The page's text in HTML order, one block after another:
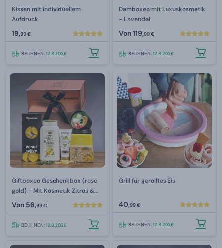
Kissen mit individuellem
Aufdruck
19,99 €
BEI IHNEN:12.8.2026
Damboxeo mit Luxuskosmetik
- Lavendel
Von119,99 €
BEI IHNEN:12.8.2026
Giftboxeo Geschenkbox (rose
gold) - Mit Kosmetik Zitrus &
Verbena
Von 56,99 €
BEI IHNEN:12.8.2026
Grill für gerolltes Eis
40,99 €
BEI IHNEN:12.8.2026